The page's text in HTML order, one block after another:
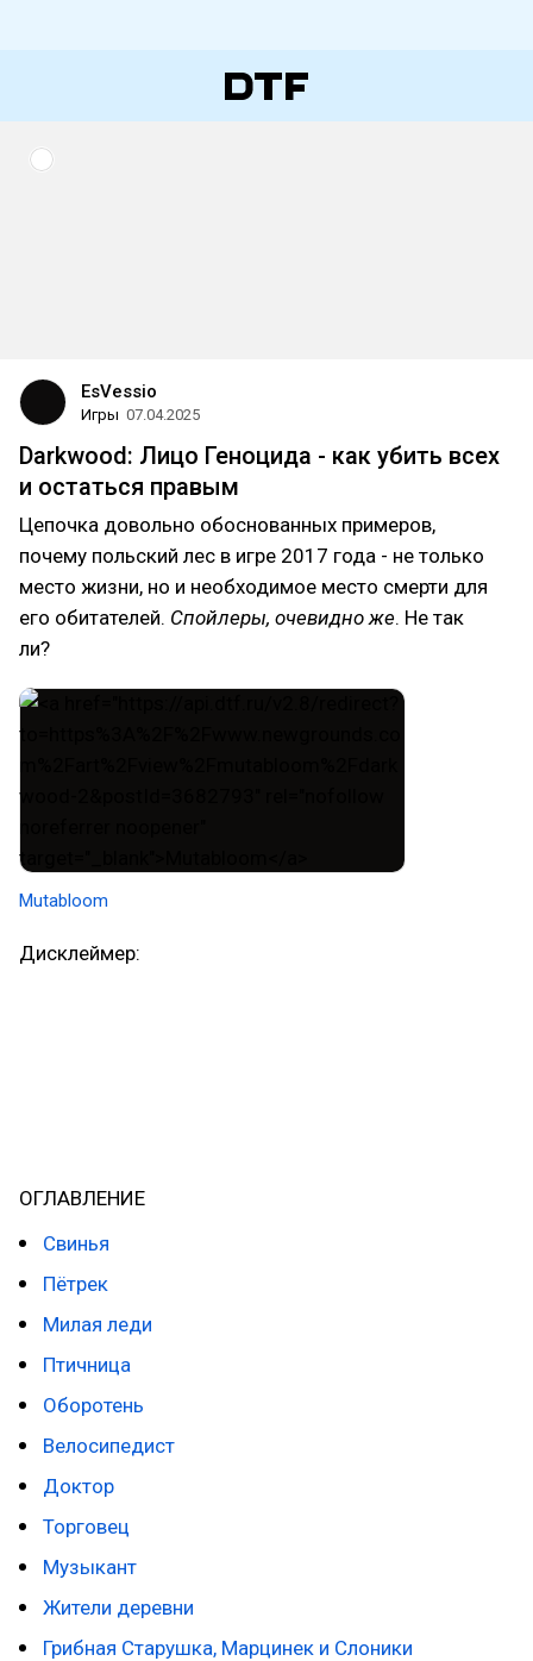
EsVessio
Игры 07.04.2025
Darkwood: Лицо Геноцида - как убить всех
и остаться правым
Цепочка довольно обоснованных примеров,
почему польский лес в игре 2017 года - не только
место жизни, но и необходимое место смерти для
его обитателей. Спойлеры, очевидно же. Не так
ли?
Mutabloom
Дисклеймер:
ОГЛАВЛЕНИЕ
Свинья
Пётрек
Милая леди
Птичница
Оборотень
Велосипедист
Доктор
Торговец
Музыкант
Жители деревни
Грибная Старушка, Марцинек и Слоники